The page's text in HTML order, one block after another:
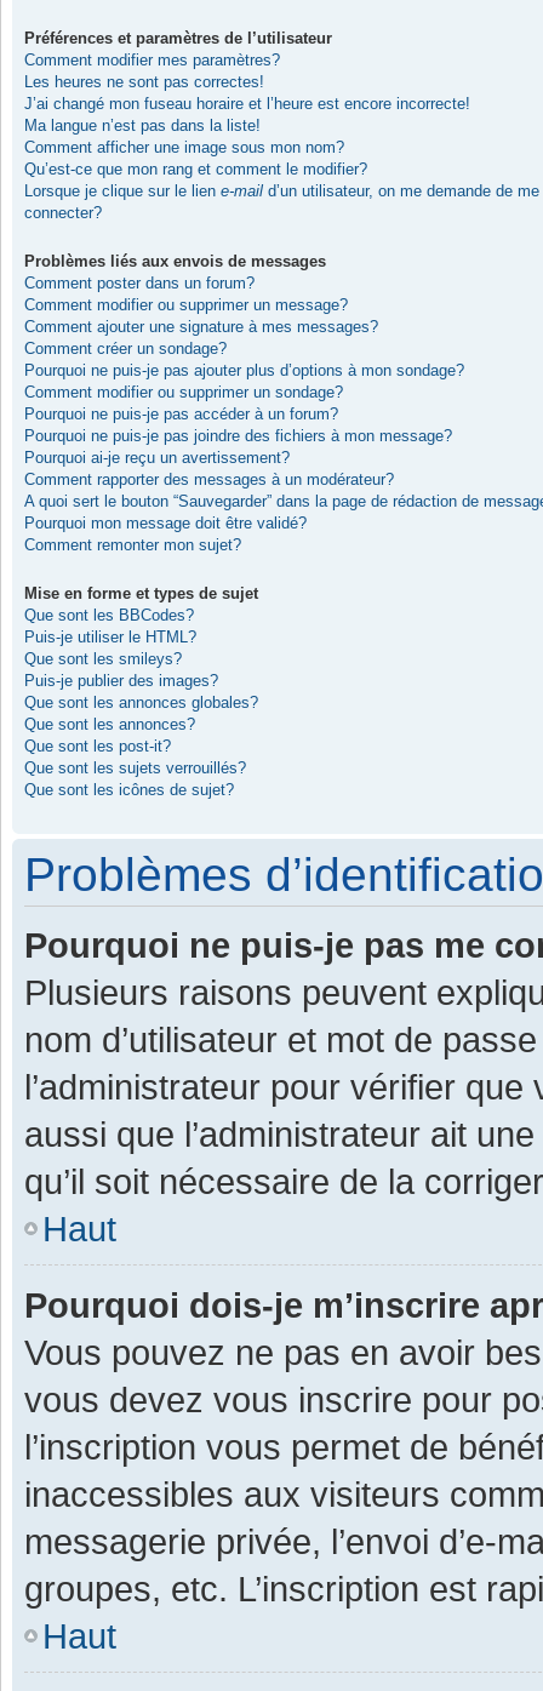
Préférences et paramètres de l’utilisateur
Comment modifier mes paramètres?
Les heures ne sont pas correctes!
J’ai changé mon fuseau horaire et l’heure est encore incorrecte!
Ma langue n’est pas dans la liste!
Comment afficher une image sous mon nom?
Qu’est-ce que mon rang et comment le modifier?
Lorsque je clique sur le lien e-mail d’un utilisateur, on me demande de me
connecter?
Problèmes liés aux envois de messages
Comment poster dans un forum?
Comment modifier ou supprimer un message?
Comment ajouter une signature à mes messages?
Comment créer un sondage?
Pourquoi ne puis-je pas ajouter plus d’options à mon sondage?
Comment modifier ou supprimer un sondage?
Pourquoi ne puis-je pas accéder à un forum?
Pourquoi ne puis-je pas joindre des fichiers à mon message?
Pourquoi ai-je reçu un avertissement?
Comment rapporter des messages à un modérateur?
A quoi sert le bouton “Sauvegarder” dans la page de rédaction de
Pourquoi mon message doit être validé?
Comment remonter mon sujet?
Mise en forme et types de sujet
Que sont les BBCodes?
Puis-je utiliser le HTML?
Que sont les smileys?
Puis-je publier des images?
Que sont les annonces globales?
Que sont les annonces?
Que sont les post-it?
Que sont les sujets verrouillés?
Que sont les icônes de sujet?
Problèmes
Pourquoi ne puis-je pas me
Plusieurs raisons peuvent
nom d’utilisateur et mot de
l’administrateur pour vérifier
aussi que l’administrateur ait
qu’il soit nécessaire de la
Haut
Pourquoi dois-je m’inscrire
Vous pouvez ne pas en avoir
vous devez vous inscrire pour
l’inscription vous permet de
inaccessibles aux visiteurs
messagerie privée, l’envoi d’e-
groupes, etc. L’inscription est
Haut